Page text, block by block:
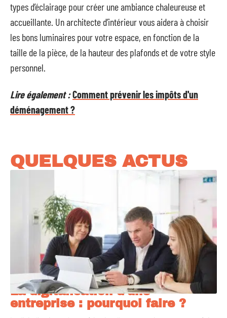
types d’éclairage pour créer une ambiance chaleureuse et
accueillante. Un architecte d’intérieur vous aidera à choisir
les bons luminaires pour votre espace, en fonction de la
taille de la pièce, de la hauteur des plafonds et de votre style
personnel.
Lire également :Comment prévenir les impôts d'un
déménagement ?
QUELQUES ACTUS
La digitalisation d’une
entreprise : pourquoi faire ?